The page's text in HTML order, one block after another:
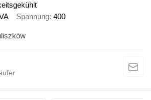
Spannung 400